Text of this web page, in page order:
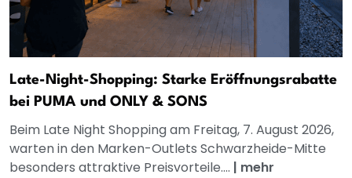
Late-Night-Shopping: Starke Eröffnungsrabatte
bei PUMA und ONLY & SONS
Beim Late Night Shopping am Freitag, 7. August 2026,
warten in den Marken-Outlets Schwarzheide-Mitte
besonders attraktive Preisvorteile.... | mehr